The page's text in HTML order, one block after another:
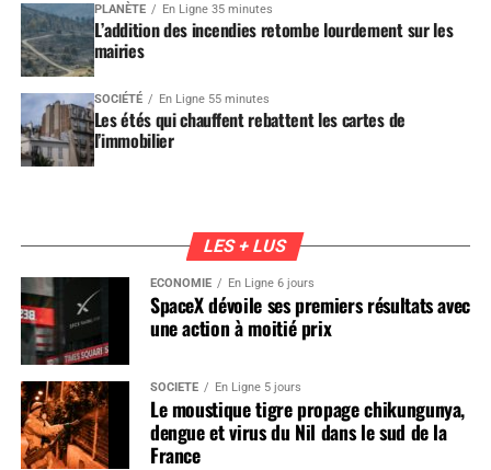
PLANÈTE En Ligne 35 minutes
L’addition des incendies retombe lourdement sur les
mairies
SOCIÉTÉ En Ligne 55 minutes
Les étés qui chauffent rebattent les cartes de
l’immobilier
LES + LUS
ÉCONOMIE En Ligne 6 jours
SpaceX dévoile ses premiers résultats avec
une action à moitié prix
SOCIÉTÉ En Ligne 5 jours
Le moustique tigre propage chikungunya,
dengue et virus du Nil dans le sud de la
France